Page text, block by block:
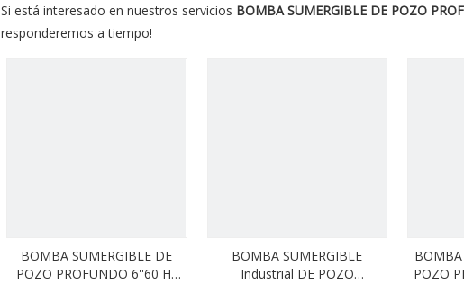
Si está interesado en nuestros servicios BOMBA SUMERGIBLE DE POZO
responderemos a tiempo!
BOMBA SUMERGIBLE DE
POZO PROFUNDO 6''60 Hz
BOMBA SUMERGIBLE
Industrial DE POZO
BOMBA
POZO